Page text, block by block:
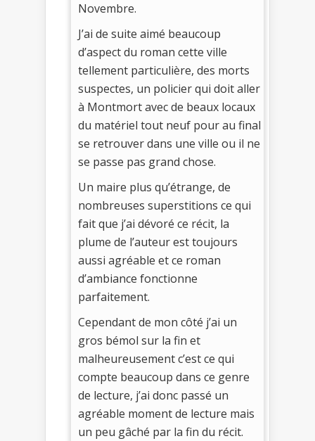
Novembre.
J’ai de suite aimé beaucoup
d’aspect du roman cette ville
tellement particulière, des morts
suspectes, un policier qui doit aller
à Montmort avec de beaux locaux
du matériel tout neuf pour au final
se retrouver dans une ville ou il ne
se passe pas grand chose.
Un maire plus qu’étrange, de
nombreuses superstitions ce qui
fait que j’ai dévoré ce récit, la
plume de l’auteur est toujours
aussi agréable et ce roman
d’ambiance fonctionne
parfaitement.
Cependant de mon côté j’ai un
gros bémol sur la fin et
malheureusement c’est ce qui
compte beaucoup dans ce genre
de lecture, j’ai donc passé un
agréable moment de lecture mais
un peu gâché par la fin du récit.